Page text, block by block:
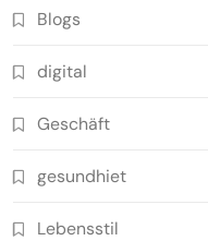
Blogs
digital
Geschäft
gesundhiet
Lebensstil